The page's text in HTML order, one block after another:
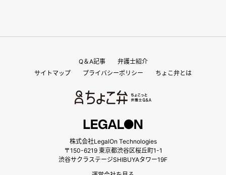
Q＆A記事
弁護士紹介
サイトマップ
プライバシーポリシー ちょこ弁とは
株式会社LegalOn Technologies
〒150-6219 東京都渋谷区桜丘町1-1
渋谷サクラステージSHIBUYAタワー19F